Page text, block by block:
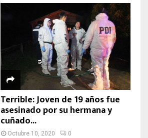
Terrible: Joven de 19 años fue
asesinado por su hermana y
cuñado...
Octubre 10, 2020 0